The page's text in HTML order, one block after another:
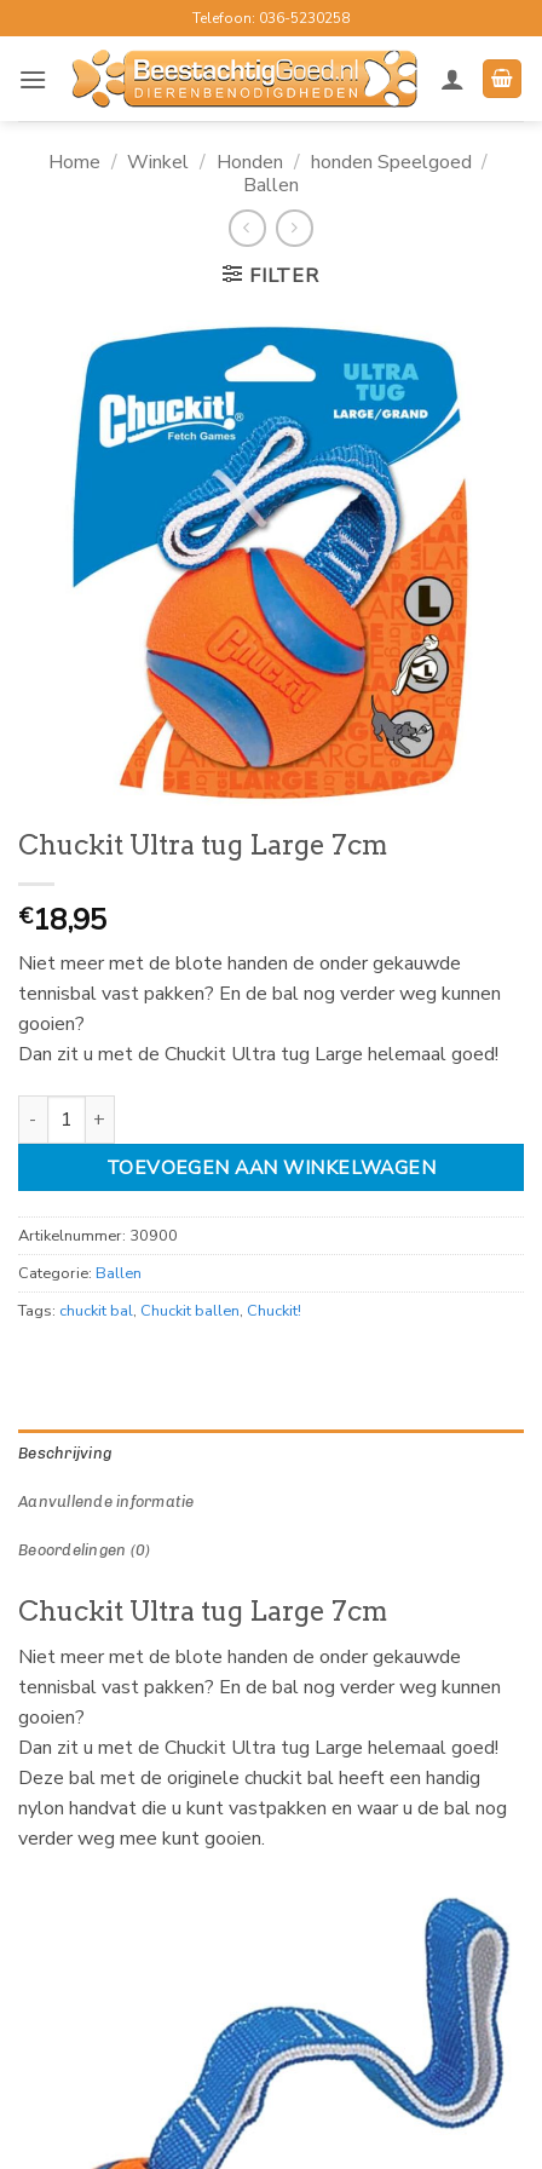
naar
inhoud
Telefoon: 036-5230258
Home / Winkel / Honden / honden Speelgoed /
Ballen
FILTER
Chuckit Ultra tug Large 7cm
€18,95
Niet meer met de blote handen de onder gekauwde
tennisbal vast pakken? En de bal nog verder weg kunnen
gooien?
Dan zit u met de Chuckit Ultra tug Large helemaal goed!
Chuckit Ultra tug Large 7cm aantal
TOEVOEGEN AAN WINKELWAGEN
Artikelnummer: 30900
Categorie: Ballen
Tags: chuckit bal, Chuckit ballen, Chuckit!
Beschrijving
Aanvullende informatie
Beoordelingen (0)
Chuckit Ultra tug Large 7cm
Niet meer met de blote handen de onder gekauwde
tennisbal vast pakken? En de bal nog verder weg kunnen
gooien?
Dan zit u met de Chuckit Ultra tug Large helemaal goed!
Deze bal met de originele chuckit bal heeft een handig
nylon handvat die u kunt vastpakken en waar u de bal nog
verder weg mee kunt gooien.